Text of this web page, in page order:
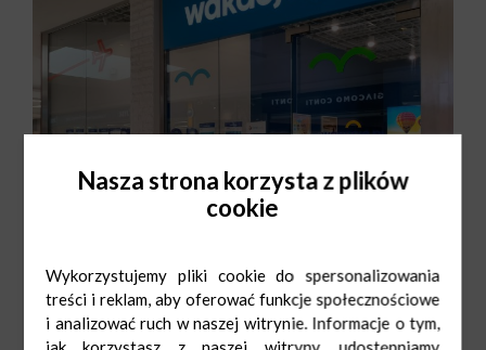
Nasza strona korzysta z plików
cookie
Wykorzystujemy pliki cookie do spersonalizowania
treści i reklam, aby oferować funkcje społecznościowe
i analizować ruch w naszej witrynie. Informacje o tym,